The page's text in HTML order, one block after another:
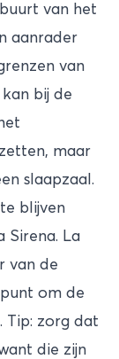
van het
aanrader
van
bij de
maar
slaapzaal.
blijven
Sirena. La
van de
om de
Tip: zorg dat
die zijn